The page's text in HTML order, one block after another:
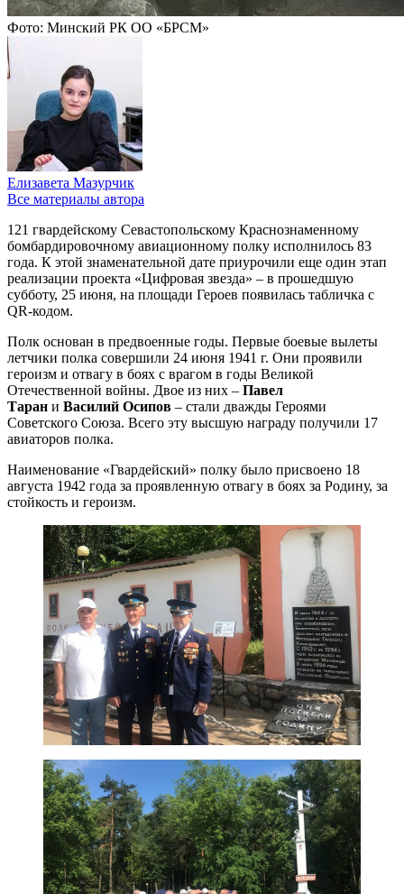
Фото: Минский РК ОО «БРСМ»
Елизавета Мазурчик
Все материалы автора
121 гвардейскому Севастопольскому Краснознаменному
бомбардировочному авиационному полку исполнилось 83
года. К этой знаменательной дате приурочили еще один этап
реализации проекта «Цифровая звезда» – в прошедшую
субботу, 25 июня, на площади Героев появилась табличка с
QR-кодом.
Полк основан в предвоенные годы. Первые боевые вылеты
летчики полка совершили 24 июня 1941 г. Они проявили
героизм и отвагу в боях с врагом в годы Великой
Отечественной войны. Двое из них – Павел
Таран и Василий Осипов – стали дважды Героями
Советского Союза. Всего эту высшую награду получили 17
авиаторов полка.
Наименование «Гвардейский» полку было присвоено 18
августа 1942 года за проявленную отвагу в боях за Родину, за
стойкость и героизм.